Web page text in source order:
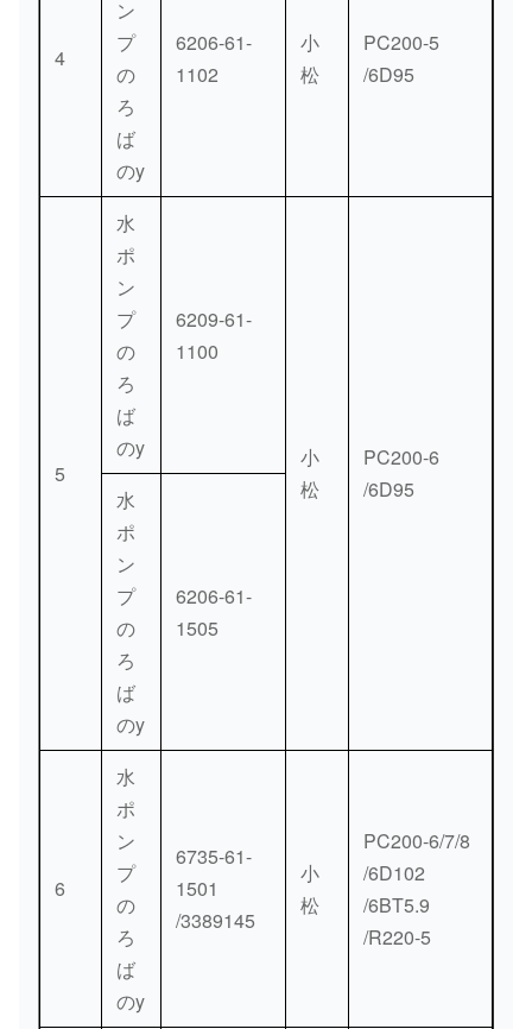
30830
kg。
01640-
20816
49
6138-
61-
6470
[1] コネクター
6138-
61-
6461
[1]
01435-
00820
01010-
30825
ボルト
600-
633-
0800
[1]
600-
614-
8742
6114-
61-
3321
01435-
01090
57
01010-
[6] ボルト
4
ン
プ
の
ろ
ば
のy
6206-61-
1102
小
松
PC200-5
/6D95
5
水
ポ
ン
プ
の
ろ
ば
のy
6209-61-
1100
小
松
PC200-6
/6D95
水
ポ
ン
プ
の
ろ
ば
のy
6206-61-
1505
6
水
ポ
ン
プ
の
ろ
ば
のy
6735-61-
1501
/3389145
小
松
PC200-6/7/8
/6D102
/6BT5.9
/R220-5